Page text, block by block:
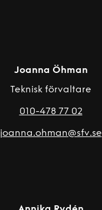
Joanna Öhman
Teknisk förvaltare
010-478 77 02
joanna.ohman@sfv.se